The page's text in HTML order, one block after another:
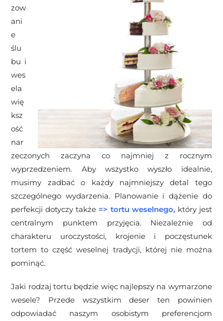
zow
ani
e
ślu
bu i
wes
ela
wię
ksz
ość
nar
zeczonych zaczyna co najmniej z rocznym
wyprzedzeniem. Aby wszystko wyszło idealnie,
musimy zadbać o każdy najmniejszy detal tego
szczególnego wydarzenia. Planowanie i dążenie do
perfekcji dotyczy także => tortu weselnego, który jest
centralnym punktem przyjęcia. Niezależnie od
charakteru uroczystości, krojenie i poczęstunek
tortem to część weselnej tradycji, której nie można
pominąć.
Jaki rodzaj tortu będzie więc najlepszy na wymarzone
wesele? Przede wszystkim deser ten powinien
odpowiadać naszym osobistym preferencjom